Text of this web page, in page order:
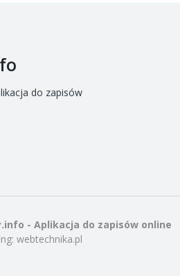
do zapisów
- Aplikacja do zapisów online
webtechnika.pl